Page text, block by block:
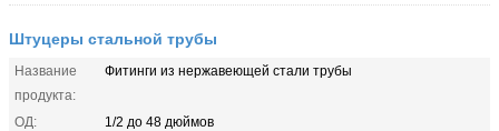
Штуцеры стальной трубы
Название
продукта:
Фитинги из нержавеющей стали трубы
ОД:
1/2 до 48 дюймов